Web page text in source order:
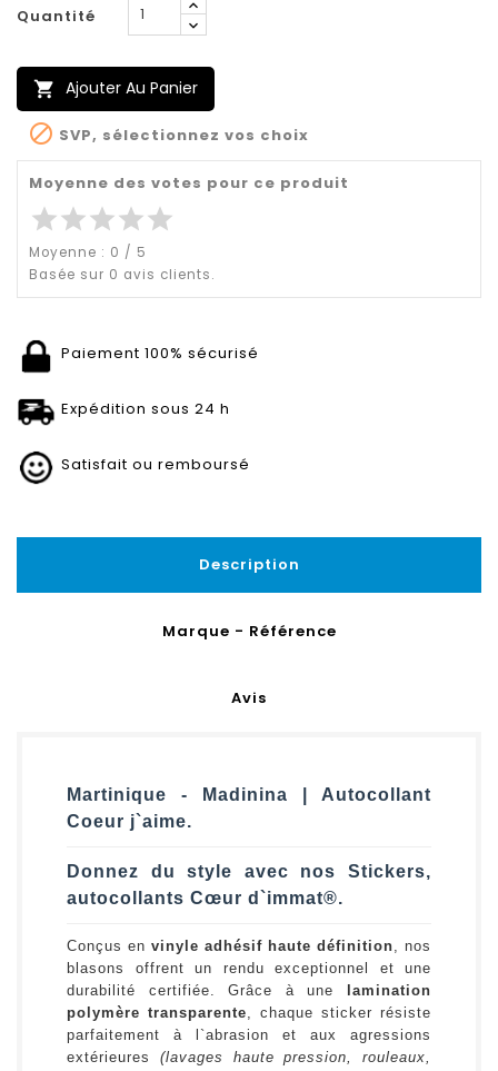
Quantité
 Ajouter Au Panier
 SVP, sélectionnez vos choix
Moyenne des votes pour ce produit
starstarstarstarstar
Moyenne : 0 / 5
Basée sur 0 avis clients.
Paiement 100% sécurisé
Expédition sous 24 h
Satisfait ou remboursé
Description
Marque - Référence
Avis
Martinique - Madinina | Autocollant
Coeur j`aime.
Donnez du style avec nos Stickers,
autocollants Cœur d`immat®.
Conçus en vinyle adhésif haute définition , nos
blasons offrent un rendu exceptionnel et une
durabilité certifiée. Grâce à une
lamination
polymère transparente , chaque sticker résiste
parfaitement à l`abrasion et aux agressions
extérieures (lavages haute pression, rouleaux,